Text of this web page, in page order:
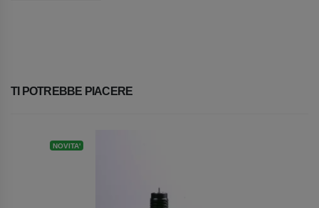
TI POTREBBE PIACERE
NOVITA'